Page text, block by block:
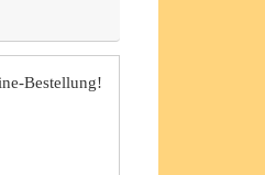
Bestellung!